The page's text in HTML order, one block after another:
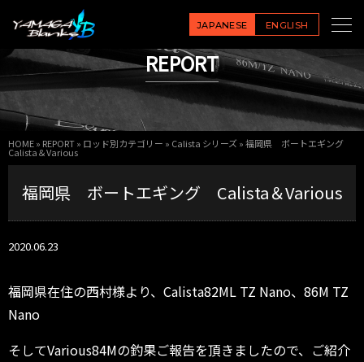
JAPANESE ENGLISH
REPORT
HOME» REPORT» ロッド別カテゴリー » Calista シリーズ»福岡県 ボートエギング
Calista＆Various
福岡県 ボートエギング Calista＆Various
2020.06.23
福岡県在住の西村様より、Calista82ML TZ Nano、86M TZ
Nano
そしてVarious84Mの釣果ご報告を頂きましたので、ご紹介